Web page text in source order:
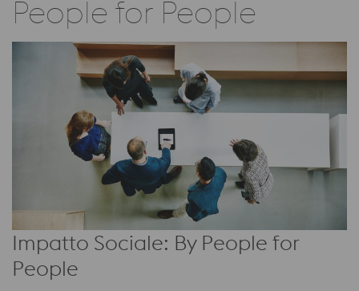
People for People
Impatto Sociale: By People for
People